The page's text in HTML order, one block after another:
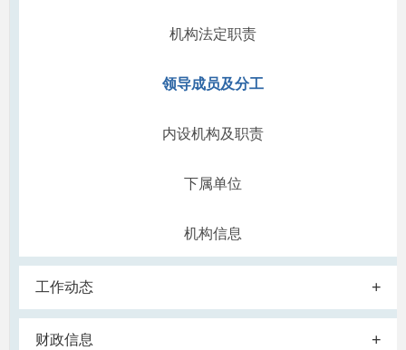
机构法定职责
领导成员及分工
内设机构及职责
下属单位
机构信息
工作动态 +
财政信息 +